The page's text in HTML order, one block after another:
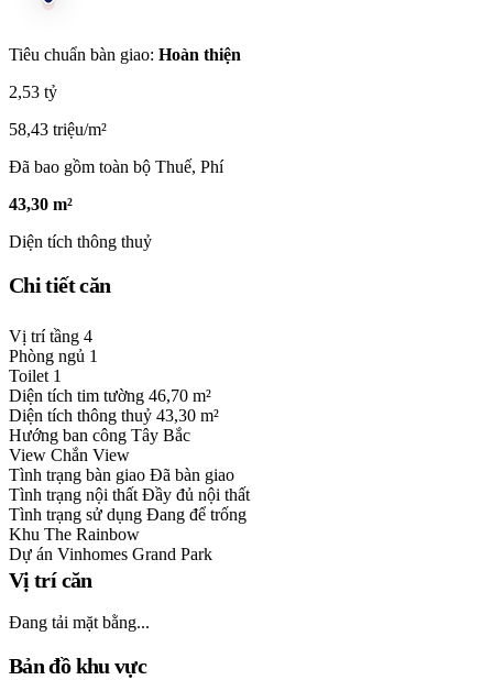
Tiêu chuẩn bàn giao: Hoàn thiện
2,53 tỷ
58,43 triệu/m²
Đã bao gồm toàn bộ Thuế, Phí
43,30 m²
Diện tích thông thuỷ
Chi tiết căn
Vị trí tầng 4
Phòng ngủ 1
Toilet 1
Diện tích tim tường 46,70 m²
Diện tích thông thuỷ 43,30 m²
Hướng ban công Tây Bắc
View Chắn View
Tình trạng bàn giao Đã bàn giao
Tình trạng nội thất Đầy đủ nội thất
Tình trạng sử dụng Đang để trống
Khu The Rainbow
Dự án Vinhomes Grand Park
Vị trí căn
Đang tải mặt bằng...
Bản đồ khu vực